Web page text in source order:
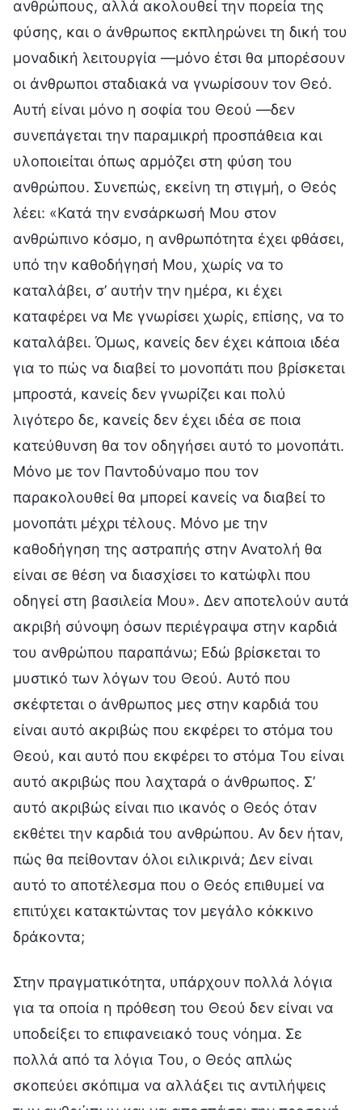
ανθρώπους, αλλά ακολουθεί την πορεία της
φύσης, και ο άνθρωπος εκπληρώνει τη δική του
μοναδική λειτουργία —μόνο έτσι θα μπορέσουν
οι άνθρωποι σταδιακά να γνωρίσουν τον Θεό.
Αυτή είναι μόνο η σοφία του Θεού —δεν
συνεπάγεται την παραμικρή προσπάθεια και
υλοποιείται όπως αρμόζει στη φύση του
ανθρώπου. Συνεπώς, εκείνη τη στιγμή, ο Θεός
λέει: «Κατά την ενσάρκωσή Μου στον
ανθρώπινο κόσμο, η ανθρωπότητα έχει φθάσει,
υπό την καθοδήγησή Μου, χωρίς να το
καταλάβει, σ’ αυτήν την ημέρα, κι έχει
καταφέρει να Με γνωρίσει χωρίς, επίσης, να το
καταλάβει. Όμως, κανείς δεν έχει κάποια ιδέα
για το πώς να διαβεί το μονοπάτι που βρίσκεται
μπροστά, κανείς δεν γνωρίζει και πολύ
λιγότερο δε, κανείς δεν έχει ιδέα σε ποια
κατεύθυνση θα τον οδηγήσει αυτό το μονοπάτι.
Μόνο με τον Παντοδύναμο που τον
παρακολουθεί θα μπορεί κανείς να διαβεί το
μονοπάτι μέχρι τέλους. Μόνο με την
καθοδήγηση της αστραπής στην Ανατολή θα
είναι σε θέση να διασχίσει το κατώφλι που
οδηγεί στη βασιλεία Μου». Δεν αποτελούν αυτά
ακριβή σύνοψη όσων περιέγραψα στην καρδιά
του ανθρώπου παραπάνω; Εδώ βρίσκεται το
μυστικό των λόγων του Θεού. Αυτό που
σκέφτεται ο άνθρωπος μες στην καρδιά του
είναι αυτό ακριβώς που εκφέρει το στόμα του
Θεού, και αυτό που εκφέρει το στόμα Του είναι
αυτό ακριβώς που λαχταρά ο άνθρωπος. Σ’
αυτό ακριβώς είναι πιο ικανός ο Θεός όταν
εκθέτει την καρδιά του ανθρώπου. Αν δεν ήταν,
πώς θα πείθονταν όλοι ειλικρινά; Δεν είναι
αυτό το αποτέλεσμα που ο Θεός επιθυμεί να
επιτύχει κατακτώντας τον μεγάλο κόκκινο
δράκοντα;
Στην πραγματικότητα, υπάρχουν πολλά λόγια
για τα οποία η πρόθεση του Θεού δεν είναι να
υποδείξει το επιφανειακό τους νόημα. Σε
πολλά από τα λόγια Του, ο Θεός απλώς
σκοπεύει σκόπιμα να αλλάξει τις αντιλήψεις